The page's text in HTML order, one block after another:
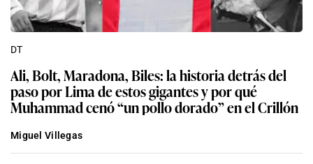
DT
Ali, Bolt, Maradona, Biles: la historia detrás del
paso por Lima de estos gigantes y por qué
Muhammad cenó “un pollo dorado” en el Crillón
Miguel Villegas